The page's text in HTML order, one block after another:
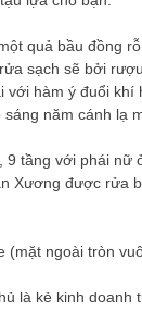
quả bầu đồng
sạch sẽ bởi
hàm ý đuổi khí
năm cánh lạ
tầng với phái nữ
Xương được rửa
ngoài tròn
là kẻ kinh doanh